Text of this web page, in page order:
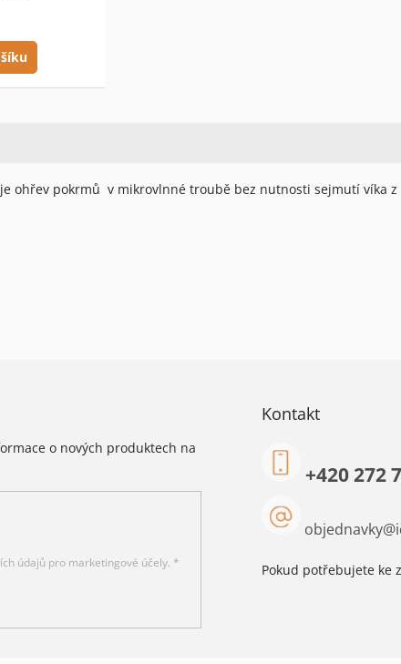
ohřev pokrmů v mikrovlnné troubě bez nutnosti sejmutí víka z
o nových produktech na
údajů pro marketingové účely. *
Kontakt
objednavky@
+420 272
Pokud potřebujete ke